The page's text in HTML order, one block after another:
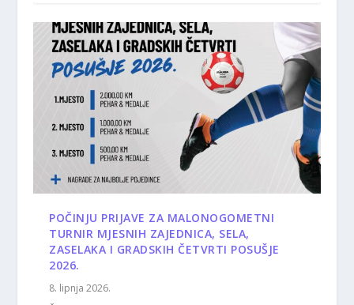
POČINJU PRIJAVE ZA MALONOGOMETNI
TURNIR MJESNIH ZAJEDNICA, SELA,
ZASELAKA I GRADSKIH ČETVRTI POSUŠJE
2026.
8. lipnja 2026.